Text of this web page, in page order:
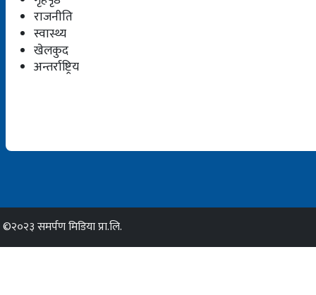
राजनीति
स्वास्थ्य
खेलकुद
अन्तर्राष्ट्रिय
©२०२३ समर्पण मिडिया प्रा.लि.